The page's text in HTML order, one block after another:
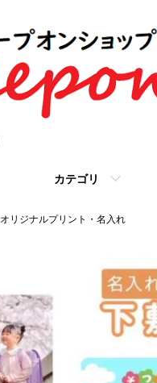
カテゴリ
オリジナルプリント・名入れ